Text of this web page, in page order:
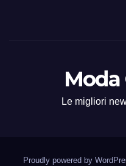
Moda
Le migliori
Proudly powered by